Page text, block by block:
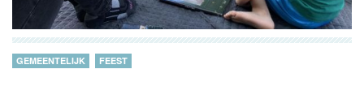
GEMEENTELIJK FEEST